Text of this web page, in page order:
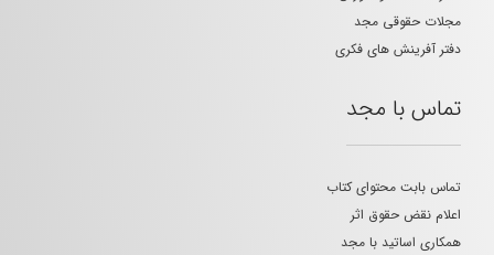
مجلات حقوقی مجد
دفتر آفرینش های فکری
تماس با مجد
تماس بابت محتوای کتاب
اعلام نقض حقوق اثر
همکاری اساتید با مجد